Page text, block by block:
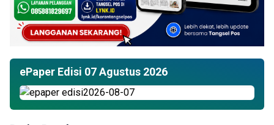
ePaper Edisi 07 Agustus 2026